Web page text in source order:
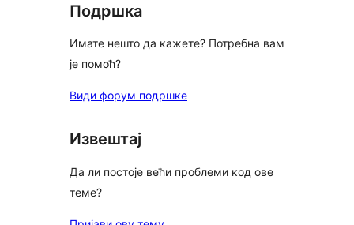
Подршка
Имате нешто да кажете? Потребна вам
је помоћ?
Види форум подршке
Извештај
Да ли постоје већи проблеми код ове
теме?